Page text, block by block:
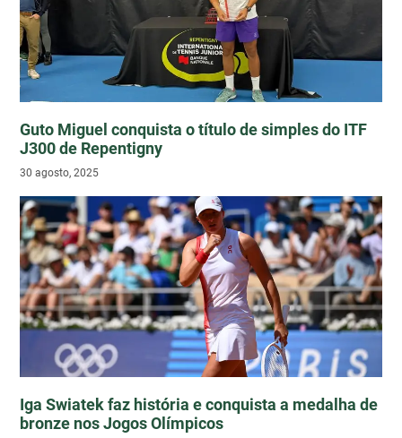
Guto Miguel conquista o título de simples do ITF
J300 de Repentigny
30 agosto, 2025
Iga Swiatek faz história e conquista a medalha de
bronze nos Jogos Olímpicos